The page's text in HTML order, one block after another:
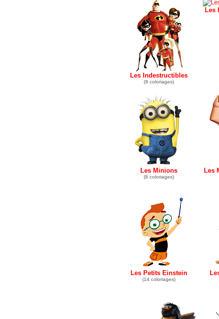
Les Indestructibles
(8 coloriages)
Les
Les Minions
(8 coloriages)
Les
Les Petits Einstein
(14 coloriages)